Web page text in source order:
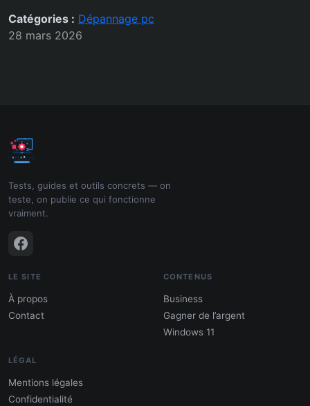
Catégories : Dépannage pc
28 mars 2026
Tests, guides et outils concrets — on
teste, on publie ce qui fonctionne
vraiment.
LE SITE
À propos
Contact
CONTENUS
Business
Gagner de l’argent
Windows 11
LÉGAL
Mentions légales
Confidentialité